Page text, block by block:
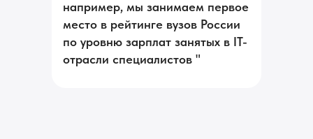
например, мы занимаем первое
место в рейтинге вузов России
по уровню зарплат занятых в IT-
отрасли специалистов "